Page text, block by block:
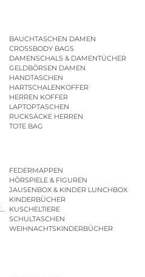
BAUCHTASCHEN DAMEN
CROSSBODY BAGS
DAMENSCHALS & DAMENTÜCHER
GELDBÖRSEN DAMEN
HANDTASCHEN
HARTSCHALENKOFFER
HERREN KOFFER
LAPTOPTASCHEN
RUCKSÄCKE HERREN
TOTE BAG
FEDERMAPPEN
HÖRSPIELE & FIGUREN
JAUSENBOX & KINDER LUNCHBOX
KINDERBÜCHER
| KINDERGARTENBEUTEL
KUSCHELTIERE
SCHULTASCHEN
WEIHNACHTSKINDERBÜCHER